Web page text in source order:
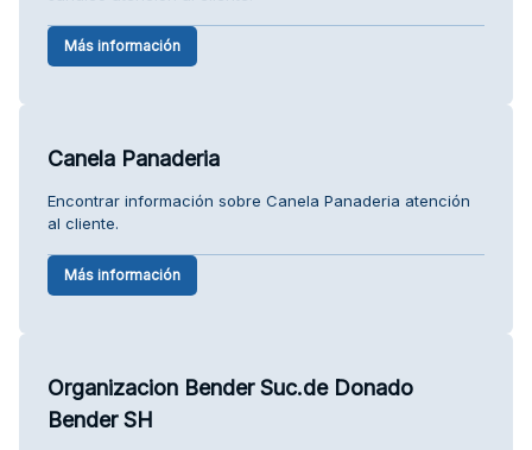
Más información
Canela Panaderia
Encontrar información sobre Canela Panaderia atención
al cliente.
Más información
Organizacion Bender Suc.de Donado
Bender SH